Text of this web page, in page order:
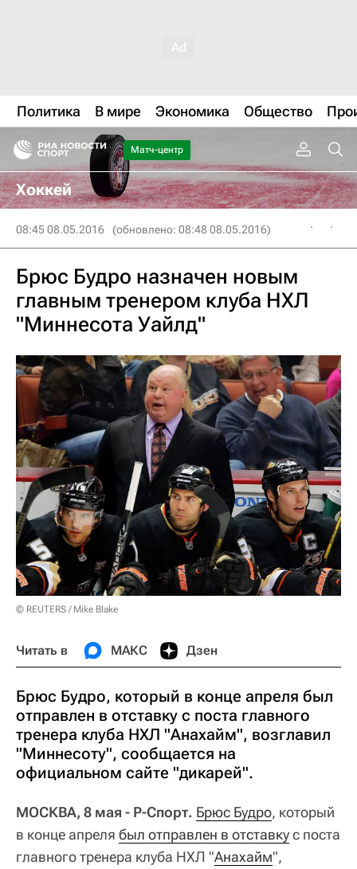
Политика В мире Экономика Общество
Матч-центр
Хоккей
08:45 08.05.2016 (обновлено: 08:48 08.05.2016)
Брюс Будро назначен новым
главным тренером клуба НХЛ
"Миннесота Уайлд"
© REUTERS / Mike Blake
Читать в МАКС Дзен
Брюс Будро, который в конце апреля был
отправлен в отставку с поста главного
тренера клуба НХЛ "Анахайм", возглавил
"Миннесоту", сообщается на
официальном сайте "дикарей".
МОСКВА, 8 мая - Р-Спорт. Брюс Будро, который
в конце апреля был отправлен в отставкус поста
главного тренера клуба НХЛ "Анахайм",